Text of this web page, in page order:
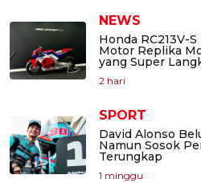
NEWS
Honda RC213V-
Motor Replika
yang Super
2 hari
SPORT
David Alonso
Namun Sosok
Terungkap
1 minggu